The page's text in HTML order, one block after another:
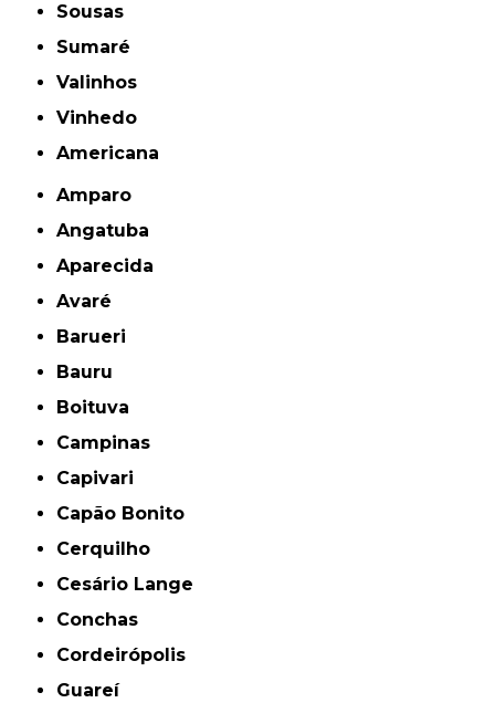
Sousas
Sumaré
Valinhos
Vinhedo
americana
Amparo
Angatuba
Aparecida
Avaré
Barueri
Bauru
Boituva
Campinas
Capivari
Capão Bonito
Cerquilho
Cesário Lange
Conchas
Cordeirópolis
Guareí